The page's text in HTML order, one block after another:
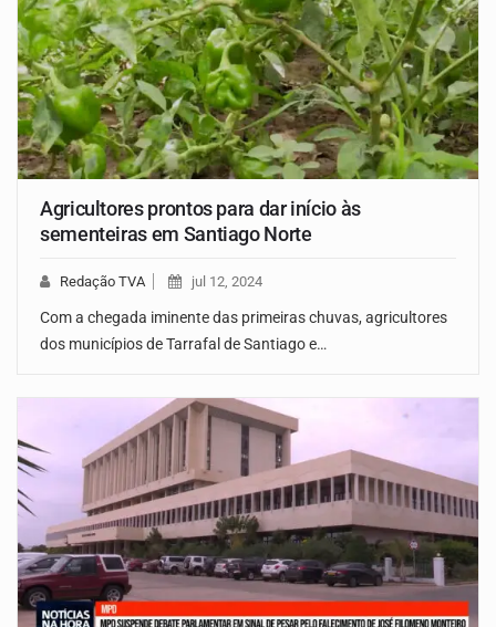
Agricultores prontos para dar início às
sementeiras em Santiago Norte
Redação TVA jul 12, 2024
Com a chegada iminente das primeiras chuvas, agricultores
dos municípios de Tarrafal de Santiago e…